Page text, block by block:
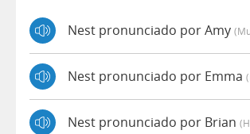
Nest pronunciado por Amy
Nest pronunciado por Emma
Nest pronunciado por Brian